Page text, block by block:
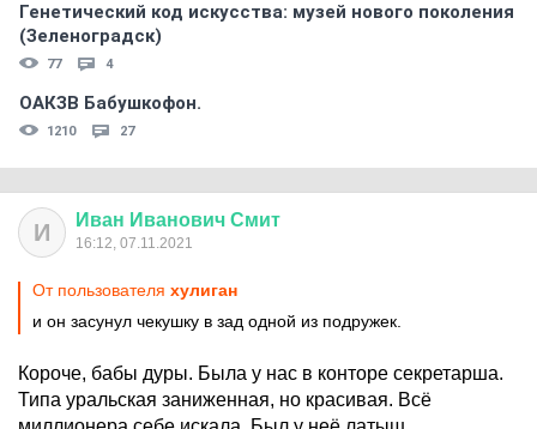
Генетический код искусства: музей нового поколения
(Зеленоградск)
77 4
ОАКЗВ Бабушкофон.
1210 27
И Иван Иванович Смит
16:12, 07.11.2021
От пользователя хулиган
и он засунул чекушку в зад одной из подружек.
Короче, бабы дуры. Была у нас в конторе секретарша.
Типа уральская заниженная, но красивая. Всё